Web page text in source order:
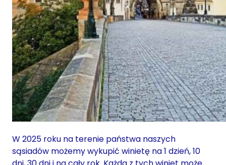
W 2025 roku na terenie państwa naszych
sąsiadów możemy wykupić winietę na 1 dzień, 10